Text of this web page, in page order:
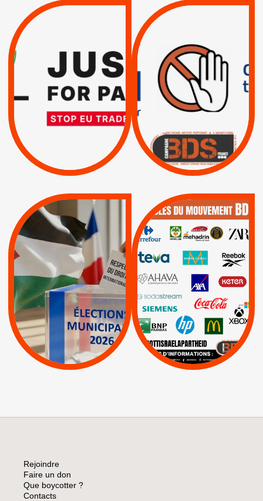
VIOLATIONS DES
SUSPENSION
TOTALE DE
L’ACCORD
D’ASSOCIATION UE-
ISRAËL
| Actus Pétitions
RESPECT DU DROIT
INTERNATIONAL ?
TRUMP, MACRON :
MÊME COMBAT
| Actus |
| Boycott militaire |
Lettres d'interpellation
MUNICIPALES 2026 :
JE VOTE POUR LE
RESPECT DU DROIT
INTERNATIONAL EN
PALESTINE
APPELS | Actus |
Espaces Sans
Apartheid
| Lettres d'interpellation
Pétitions
QUE BOYCOTTER ?
BOYCOTT /
AXA BNP | CAF |
Carrefour | HP |
Keter |
Livres et brochures |
Mehadrin | PUMA
Sodastream |
Visuels, tracts,
affiches,...
Rejoindre
Faire un don
Que boycotter ?
Contacts